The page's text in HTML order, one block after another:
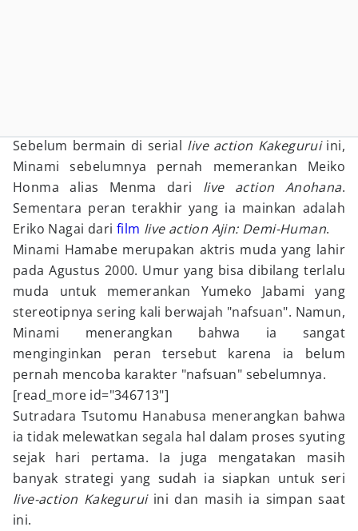
Sebelum bermain di serial live action Kakegurui ini,
Minami sebelumnya pernah memerankan Meiko
Honma alias Menma dari live action Anohana.
Sementara peran terakhir yang ia mainkan adalah
Eriko Nagai dari film live action Ajin: Demi-Human.
Minami Hamabe merupakan aktris muda yang lahir
pada Agustus 2000. Umur yang bisa dibilang terlalu
muda untuk memerankan Yumeko Jabami yang
stereotipnya sering kali berwajah "nafsuan". Namun,
Minami menerangkan bahwa ia sangat
menginginkan peran tersebut karena ia belum
pernah mencoba karakter "nafsuan" sebelumnya.
[read_more id="346713"]
Sutradara Tsutomu Hanabusa menerangkan bahwa
ia tidak melewatkan segala hal dalam proses syuting
sejak hari pertama. Ia juga mengatakan masih
banyak strategi yang sudah ia siapkan untuk seri
live-action Kakegurui ini dan masih ia simpan saat
ini.